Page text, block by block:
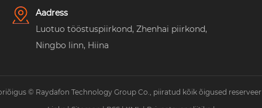
Aadress
Luotuo tööstuspiirkond, Zhenhai piirkond,
Ningbo linn, Hiina
© Raydafon Technology Group Co., piiratud kõik õigused